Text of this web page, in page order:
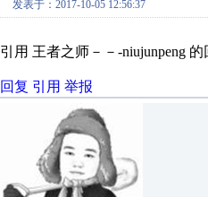
发表于：2017-10-05 12:56:37
引用 王者之师－－-niujunpeng
回复 引用 举报